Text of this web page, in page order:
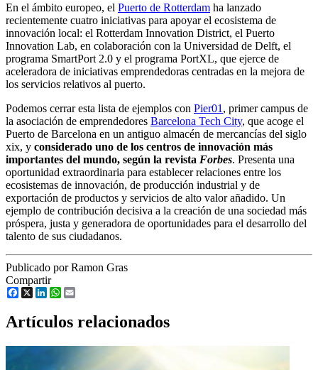
En el ámbito europeo, el Puerto de Rotterdam ha lanzado
recientemente cuatro iniciativas para apoyar el ecosistema de
innovación local: el Rotterdam Innovation District, el Puerto
Innovation Lab, en colaboración con la Universidad de Delft, el
programa SmartPort 2.0 y el programa PortXL, que ejerce de
aceleradora de iniciativas emprendedoras centradas en la mejora de
los servicios relativos al puerto.
Podemos cerrar esta lista de ejemplos con Pier01 , primer campus de
la asociación de emprendedores Barcelona Tech City, que acoge el
Puerto de Barcelona en un antiguo almacén de mercancías del siglo
xix, y considerado uno de los centros de innovación más
importantes del mundo, según la revista Forbes. Presenta una
oportunidad extraordinaria para establecer relaciones entre los
ecosistemas de innovación, de producción industrial y de
exportación de productos y servicios de alto valor añadido. Un
ejemplo de contribución decisiva a la creación de una sociedad más
próspera, justa y generadora de oportunidades para el desarrollo del
talento de sus ciudadanos.
Publicado por Ramon Gras
Compartir
Facebook
X LinkedInWhatsApp
Artículos relacionados